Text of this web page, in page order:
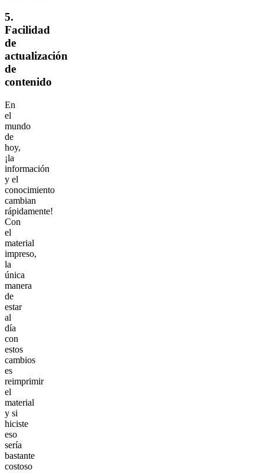
5.
Facilidad
de
actualización
de
contenido
En
el
mundo
de
hoy,
¡la
información
y el
conocimiento
cambian
rápidamente!
Con
el
material
impreso,
la
única
manera
de
estar
al
día
con
estos
cambios
es
reimprimir
el
material
y si
hiciste
eso
sería
bastante
costoso